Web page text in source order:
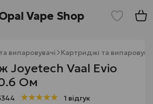
Vape Shop
випаровувачі Картриджі та
Joyetech Vaal Evio
Ом
1 відгук